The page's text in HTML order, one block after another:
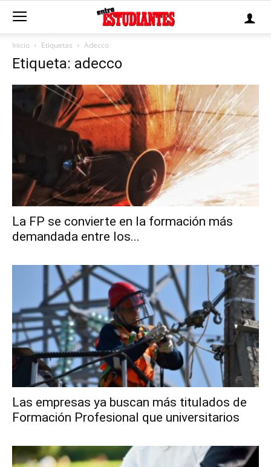
Inicio Etiquetas Adecco
Etiqueta: adecco
La FP se convierte en la formación más
demandada entre los...
Las empresas ya buscan más titulados de
Formación Profesional que universitarios